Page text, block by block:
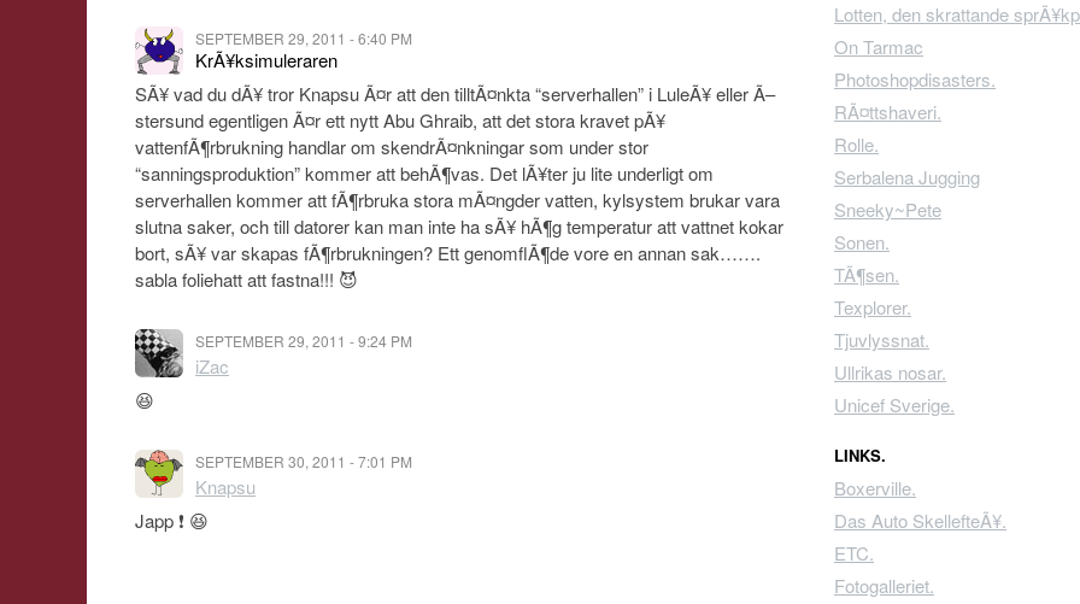
SEPTEMBER 29, 2011 - 6:40 PM
KrÃ¥ksimuleraren
SÃ¥ vad du dÃ¥ tror Knapsu Ã¤r att den tilltÃ¤nkta “serverhallen” i LuleÃ¥ eller Ã–
stersund egentligen Ã¤r ett nytt Abu Ghraib, att det stora kravet pÃ¥
vattenfÃ¶rbrukning handlar om skendrÃ¤nkningar som under stor
“sanningsproduktion” kommer att behÃ¶vas. Det lÃ¥ter ju lite underligt om
serverhallen kommer att fÃ¶rbruka stora mÃ¤ngder vatten, kylsystem brukar vara
slutna saker, och till datorer kan man inte ha sÃ¥ hÃ¶g temperatur att vattnet kokar
bort, sÃ¥ var skapas fÃ¶rbrukningen? Ett genomflÃ¶de vore en annan sak…….
sabla foliehatt att fastna!!! 😈
SEPTEMBER 29, 2011 - 9:24 PM
iZac
😆
SEPTEMBER 30, 2011 - 7:01 PM
Knapsu
Japp ❗ 😆
Lotten, den skrattande
On Tarmac
Photoshopdisasters.
RÃ¤ttshaveri.
Rolle.
Serbalena Jugging
Sneeky~Pete
Sonen.
TÃ¶sen.
Texplorer.
Tjuvlyssnat.
Ullrikas nosar.
Unicef Sverige.
LINKS.
Boxerville.
Das Auto SkellefteÃ¥.
ETC.
Fotogalleriet.